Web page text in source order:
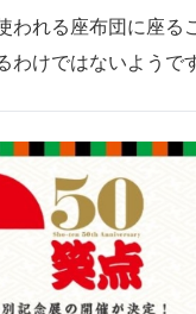
れる座布団に座る
わけではないようで